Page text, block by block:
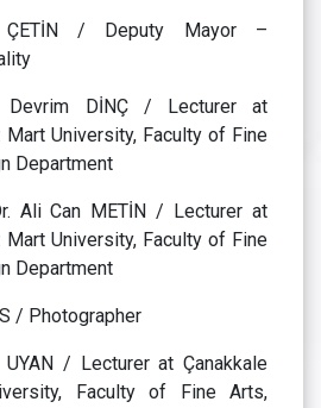
ÇETİN / Deputy Mayor –
DİNÇ / Lecturer at
Mart University, Faculty of Fine
Department
Ali Can METİN / Lecturer at
Mart University, Faculty of Fine
Department
/ Photographer
/ Lecturer at Çanakkale
Faculty of Fine Arts,